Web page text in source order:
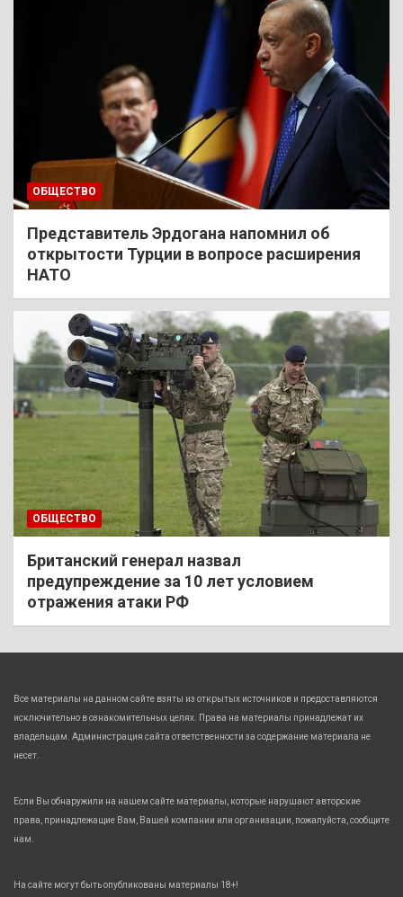
ОБЩЕСТВО
Представитель Эрдогана напомнил об
открытости Турции в вопросе расширения
НАТО
ОБЩЕСТВО
Британский генерал назвал
предупреждение за 10 лет условием
отражения атаки РФ
Все материалы на данном сайте взяты из открытых источников и предоставляются
исключительно в ознакомительных целях. Права на материалы принадлежат их
владельцам. Администрация сайта ответственности за содержание материала не
несет.
Если Вы обнаружили на нашем сайте материалы, которые нарушают авторские
права, принадлежащие Вам, Вашей компании или организации, пожалуйста, сообщите
нам.
На сайте могут быть опубликованы материалы 18+!